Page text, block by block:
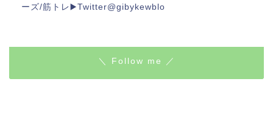
ーズ/筋トレ▶️Twitter@gibykewblo
＼ Follow me ／